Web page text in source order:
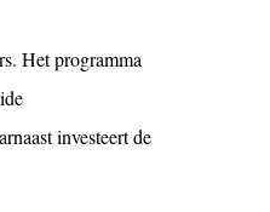
Het programma
investeert de